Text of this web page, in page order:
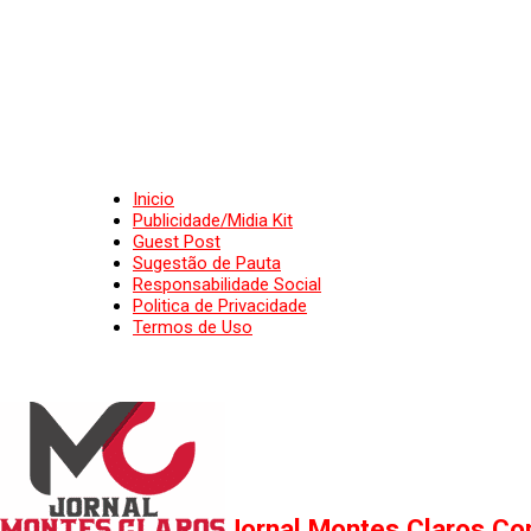
Inicio
Publicidade/Midia Kit
Guest Post
Sugestão de Pauta
Responsabilidade Social
Politica de Privacidade
Termos de Uso